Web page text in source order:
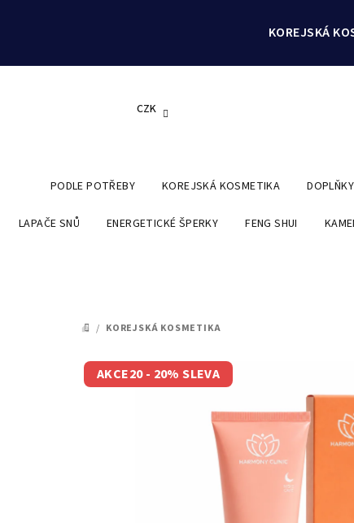
KOREJSKÁ
CZK
PODLE POTŘEBY KOREJSKÁ KOSMETIKA
LAPAČE SNŮ ENERGETICKÉ ŠPERKY FENG SHUI
DOMŮ
/ KOREJSKÁ KOSMETIKA
AKCE20 - 20% SLEVA